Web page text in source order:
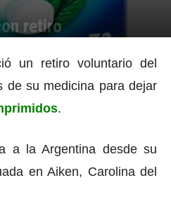
retiro
un retiro voluntario del
de su medicina para dejar
.
a la Argentina desde su
en Aiken, Carolina del